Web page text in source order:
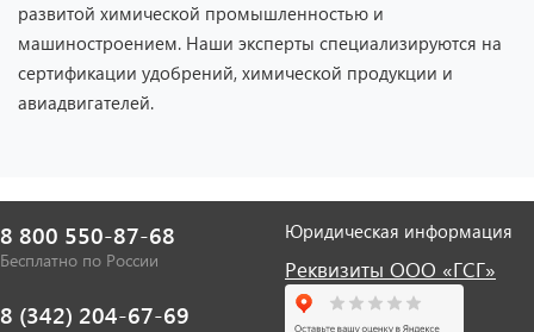
развитой химической промышленностью и
машиностроением. Наши эксперты специализируются на
сертификации удобрений, химической продукции и
авиадвигателей.
8 800 550-87-68
Бесплатно по России
8 (342) 204-67-69
Юридическая информация
Реквизиты ООО «ГСГ»